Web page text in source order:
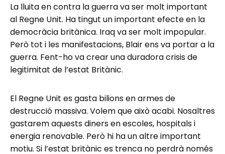
La lluita en contra la guerra va ser molt important
al Regne Unit. Ha tingut un important efecte en la
democràcia britànica. Iraq va ser molt impopular.
Però tot i les manifestacions, Blair ens va portar a la
guerra. Fent-ho va crear una duradora crisis de
legitimitat de l’estat Britànic.
El Regne Unit es gasta bilions en armes de
destrucció massiva. Volem que això acabi. Nosaltres
gastarem aquests diners en escoles, hospitals i
energia renovable. Però hi ha un altre important
motiu. Si l’estat britànic es trenca no perdrà només